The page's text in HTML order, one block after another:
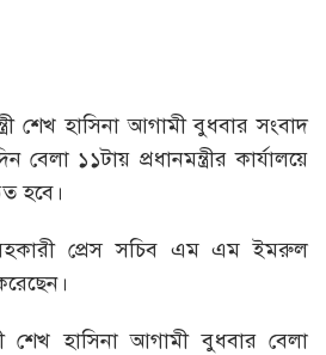
শেখ হাসিনা আগামী বুধবার সংবাদ
১১টায় প্রধানমন্ত্রীর কার্যালয়ে
হবে।
সহকারী প্রেস সচিব এম এম ইমরুল
শেখ হাসিনা আগামী বুধবার বেলা